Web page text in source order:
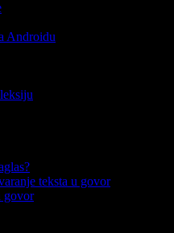
Androidu
teksta u govor
govor